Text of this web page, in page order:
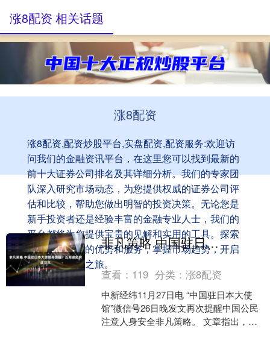
涨8配资
涨8配资,配资炒股平台,实盘配资,配资服务:欢迎访
问我们的金融资讯平台，在这里您可以找到最新的
前十大证券公司排名及其详细分析。我们的专家团
队深入研究市场动态，为您提供权威的证券公司评
估和比较，帮助您做出明智的投资决策。无论您是
新手投资者还是经验丰富的金融专业人士，我们的
平台都将为您提供宝贵的见解和实用的工具。探索
顶尖证券公司的优势和服务，掌握市场趋势，开启
您的成功投资之旅。
涨8配资 相关话题
非凡策略 中国驻日本大使馆再提醒：近期避免前往日本
查看： 119 分类：涨8配资
中新经纬11月27日电 “中国驻日本大使
馆”微信号26日晚发文再次提醒中国公民
注意人身安全非凡策略。 文章指出，近